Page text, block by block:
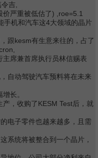
吉,
严重被低估了) ,roe=5.1
手机和汽车这4大领域的晶片
跟kesm有生意来往的，占了
席兼首席执行员林信赐表
自动驾驶汽车预料将在未来
长。
，收购了KESM Test后，就
电子零件也越来越多，且需
系统将被整合到一个晶片，